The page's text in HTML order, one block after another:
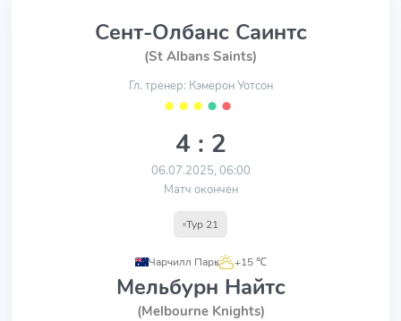
Сент-Олбанс Саинтс
(St Albans Saints)
Гл. тренер: Кэмерон Уотсон
⬤ ⬤ ⬤ ⬤ ⬤
4 : 2
06.07.2025, 06:00
Матч окончен
Тур 21
Чарчилл Парк
, +15 ℃
Мельбурн Найтс
(Melbourne Knights)